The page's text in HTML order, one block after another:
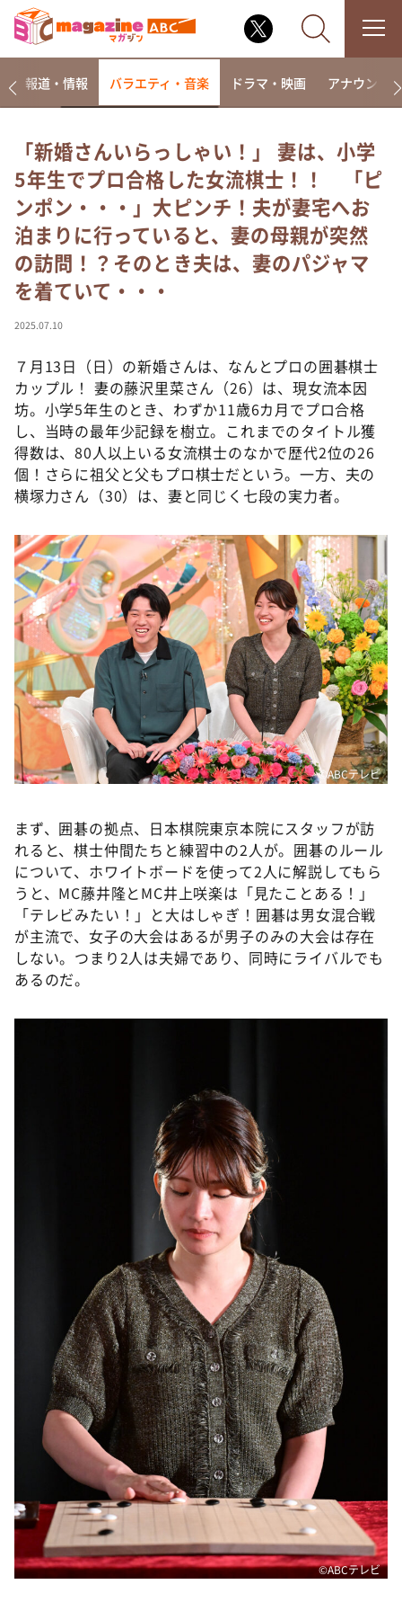
なるみ・岡村の過ぎるTV
相席食堂
これ余談なんですけど・・・
～人生密着トークバラエティ！～ やすとものいたっ
て真剣です
河合＆A.B.C-Z塚田×福井アナ「なんでやねん！？」
（news おかえり）
DAIGOも台所 ～きょうの献立 何にする？～
本日はダイアンなり！シーズン２
朝だ！生です旅サラダ
教えて！ニュースライブ 正義のミカタ
ＬＩＦＥ～夢のカタチ～
新婚さんいらっしゃい！
ポツンと一軒家
ザキ山小屋本館
ぺこぱのまるスポ
アナ回覧板
報道・情報 バラエティ・音楽 ドラマ・映画 アナウンサー
「新婚さんいらっしゃい！」 妻は、小学
5年生でプロ合格した女流棋士！！ 「ピ
ンポン・・・」大ピンチ！夫が妻宅へお
泊まりに行っていると、妻の母親が突然
の訪問！？そのとき夫は、妻のパジャマ
を着ていて・・・
2025.07.10
７月13日（日）の新婚さんは、なんとプロの囲碁棋士
カップル！ 妻の藤沢里菜さん（26）は、現女流本因
坊。小学5年生のとき、わずか11歳6カ月でプロ合格
し、当時の最年少記録を樹立。これまでのタイトル獲
得数は、80人以上いる女流棋士のなかで歴代2位の26
個！さらに祖父と父もプロ棋士だという。一方、夫の
横塚力さん（30）は、妻と同じく七段の実力者。
©ABCテレビ
まず、囲碁の拠点、日本棋院東京本院にスタッフが訪
れると、棋士仲間たちと練習中の2人が。囲碁のルール
について、ホワイトボードを使って2人に解説してもら
うと、MC藤井隆とMC井上咲楽は「見たことある！」
「テレビみたい！」と大はしゃぎ！囲碁は男女混合戦
が主流で、女子の大会はあるが男子のみの大会は存在
しない。つまり2人は夫婦であり、同時にライバルでも
あるのだ。
©ABCテレビ